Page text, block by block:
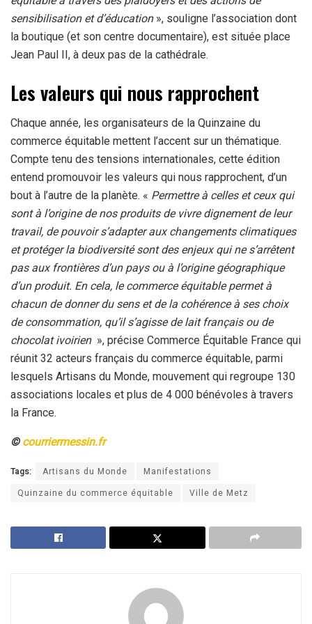
sensibilisation et d’éducation», souligne l’association dont
la boutique (et son centre documentaire), est située place
Jean Paul II, à deux pas de la cathédrale.
Les valeurs qui nous rapprochent
Chaque année, les organisateurs de la Quinzaine du
commerce équitable mettent l’accent sur un thématique.
Compte tenu des tensions internationales, cette édition
entend promouvoir les valeurs qui nous rapprochent, d’un
bout à l’autre de la planète. « Permettre à celles et ceux qui
sont à l’origine de nos produits de vivre dignement de leur
travail, de pouvoir s’adapter aux changements climatiques
et protéger la biodiversité sont des enjeux qui ne s’arrêtent
pas aux frontières d’un pays ou à l’origine géographique
d’un produit. En cela, le commerce équitable permet à
chacun de donner du sens et de la cohérence à ses choix
de consommation, qu’il s’agisse de lait français ou de
chocolat ivoirien », précise Commerce Équitable France qui
réunit 32 acteurs français du commerce équitable, parmi
lesquels Artisans du Monde, mouvement qui regroupe 130
associations locales et plus de 4 000 bénévoles à travers
la France.
© courriermessin.fr
Tags: Artisans du Monde
Manifestations
Quinzaine du commerce équitable
Ville de Metz